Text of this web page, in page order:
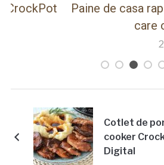
Paine de casa rapida la
care creste
26/03/2026
Cotlet de
cooker
Digital